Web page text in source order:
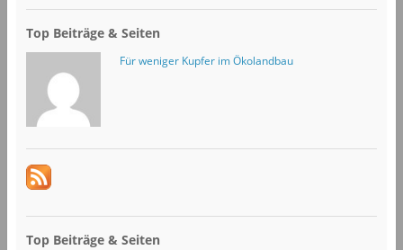
Top Beiträge & Seiten
Für weniger Kupfer im Ökolandbau
Top Beiträge & Seiten